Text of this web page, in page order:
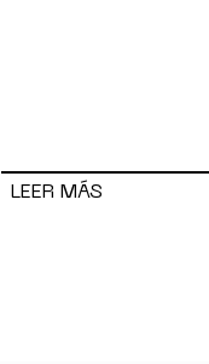
LEER MÁS